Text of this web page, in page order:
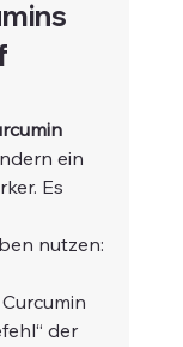
ein
Es
nutzen:
der